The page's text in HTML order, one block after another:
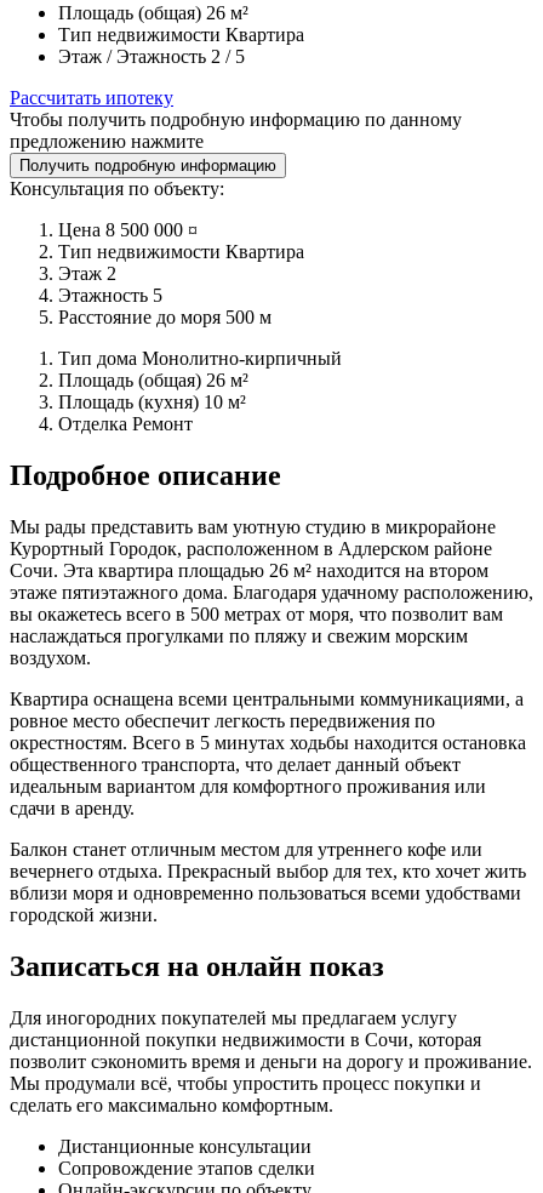
Площадь (общая) 26 м²
Тип недвижимости Квартира
Этаж / Этажность 2 / 5
Рассчитать ипотеку
Чтобы получить подробную информацию по данному
предложению нажмите
Получить подробную информацию
Консультация по объекту:
Цена 8 500 000 ¤
Тип недвижимости Квартира
Этаж 2
Этажность 5
Расстояние до моря 500 м
Тип дома Монолитно-кирпичный
Площадь (общая) 26 м²
Площадь (кухня) 10 м²
Отделка Ремонт
Подробное описание
Мы рады представить вам уютную студию в микрорайоне
Курортный Городок, расположенном в Адлерском районе
Сочи. Эта квартира площадью 26 м² находится на втором
этаже пятиэтажного дома. Благодаря удачному расположению,
вы окажетесь всего в 500 метрах от моря, что позволит вам
наслаждаться прогулками по пляжу и свежим морским
воздухом.
Квартира оснащена всеми центральными коммуникациями, а
ровное место обеспечит легкость передвижения по
окрестностям. Всего в 5 минутах ходьбы находится остановка
общественного транспорта, что делает данный объект
идеальным вариантом для комфортного проживания или
сдачи в аренду.
Балкон станет отличным местом для утреннего кофе или
вечернего отдыха. Прекрасный выбор для тех, кто хочет жить
вблизи моря и одновременно пользоваться всеми удобствами
городской жизни.
Записаться на онлайн показ
Для иногородних покупателей мы предлагаем услугу
дистанционной покупки недвижимости в Сочи, которая
позволит сэкономить время и деньги на дорогу и проживание.
Мы продумали всё, чтобы упростить процесс покупки и
сделать его максимально комфортным.
Дистанционные консультации
Сопровождение этапов сделки